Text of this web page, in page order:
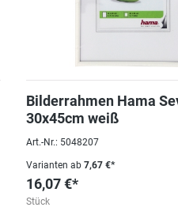
Bilderrahmen Hama
30x45cm weiß
Art.-Nr.: 5048207
Varianten ab7,67 €*
16,07 €*
Stück